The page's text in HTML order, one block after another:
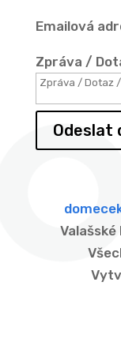
Emailová
Zpráva /
Odeslat